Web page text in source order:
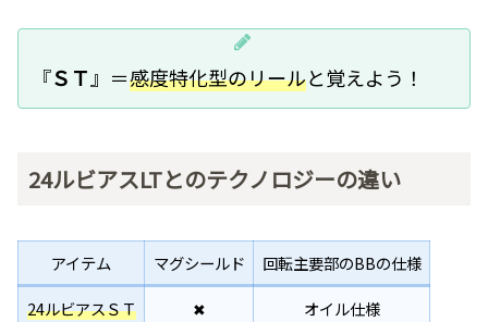
『ＳＴ 』＝感度特化型のリールと覚えよう！
24ルビアスLTとのテクノロジーの違い
アイテム マグシールド
回転主要部のBBの仕様
24ルビアスＳＴ
✖
オイル仕様